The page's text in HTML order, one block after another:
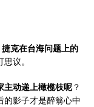
捷克在台海问题上的
议。
主动递上橄榄枝呢 ？
的影子才是醉翁心中